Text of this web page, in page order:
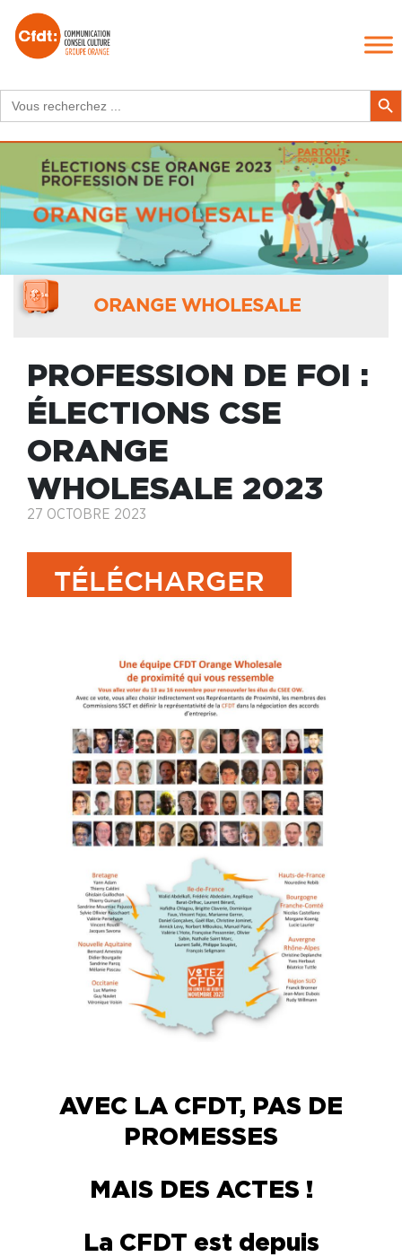
for:
Search
ORANGE WHOLESALE
PROFESSION DE FOI :
ÉLECTIONS CSE
ORANGE
WHOLESALE 2023
27 OCTOBRE 2023
TÉLÉCHARGER
AVEC LA CFDT, PAS DE
PROMESSES
MAIS DES ACTES !
La CFDT est depuis